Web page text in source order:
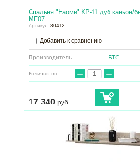
Спальня "Наоми" КР-11 дуб каньон/
МF07
Артикул: 80412
Добавить к сравнению
Производитель БТС
Количество: − +
17 340 руб.